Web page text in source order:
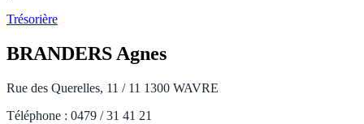
Trésorière
BRANDERS Agnes
Rue des Querelles, 11 / 11 1300 WAVRE
Téléphone : 0479 / 31 41 21